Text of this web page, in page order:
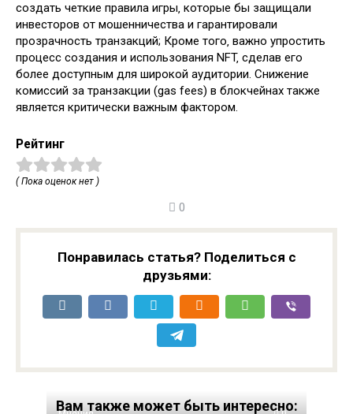
создать четкие правила игры‚ которые бы защищали
инвесторов от мошенничества и гарантировали
прозрачность транзакций; Кроме того‚ важно упростить
процесс создания и использования NFT‚ сделав его
более доступным для широкой аудитории. Снижение
комиссий за транзакции (gas fees) в блокчейнах также
является критически важным фактором.
Рейтинг
( Пока оценок нет )
0
Понравилась статья? Поделиться с
друзьями:
Вам также может быть интересно: